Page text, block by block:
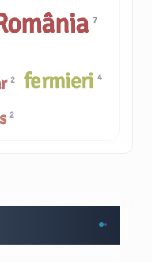
2
7
2 fermieri 4